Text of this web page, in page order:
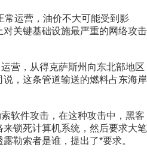
常运营，油价不大可能受到影
关键基础设施最严重的网络攻击
营，从得克萨斯州向东北部地区
，这条管道输送的燃料占东海岸
软件攻击，在这种攻击中，黑客
锁死计算机系统，然后要求大笔
勒索者是谁，提出了*要求。